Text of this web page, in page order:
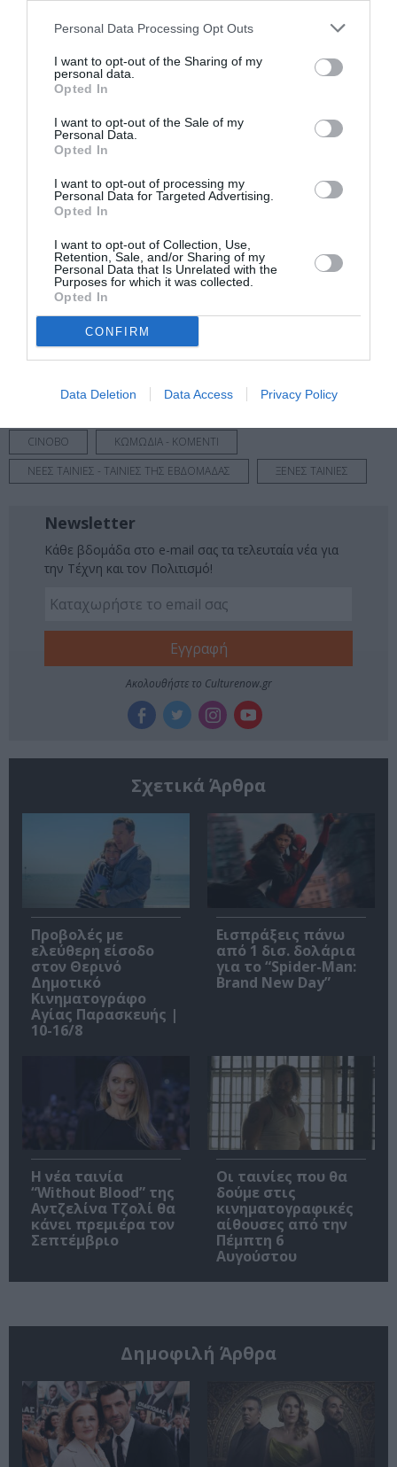
Personal Data Processing Opt Outs
I want to opt-out of the Sharing of my
personal data.
Opted In
I want to opt-out of the Sale of my
Personal Data.
Opted In
I want to opt-out of processing my
Personal Data for Targeted Advertising.
Opted In
I want to opt-out of Collection, Use,
Retention, Sale, and/or Sharing of my
Personal Data that Is Unrelated with the
Purposes for which it was collected.
Opted In
CONFIRM
Data Deletion Data Access Privacy Policy
Ταυτότητα
from the Heart
Ακολουθήστε το Culturenow.gr στο
μάθετε πρώτοι όλες τις ειδήσεις
Δείτε όλα τατελευταία νέα
Πολιτισμό στοCulturenow.gr
Νέοι Διαγωνισμοί❯
CINOBO
ΚΩΜΩΔΙΑ - ΚΟΜΕΝΤΙ
ΝΕΕΣ ΤΑΙΝΙΕΣ - ΤΑΙΝΙΕΣ ΤΗΣ ΕΒΔΟΜΑΔΑΣ
ΞΕΝΕΣ ΤΑΙΝΙΕΣ
Newsletter
Κάθε βδομάδα στο e-mail σας τα τελευταία νέα για
την Τέχνη και τον Πολιτισμό!
Ακολουθήστε το Culturenow.gr
Σχετικά Άρθρα
Προβολές με
ελεύθερη είσοδο
στον Θερινό
Δημοτικό
Κινηματογράφο
Αγίας Παρασκευής |
10-16/8
Εισπράξεις πάνω
από 1 δισ. δολάρια
για το “Spider-Man:
Brand New Day”
Η νέα ταινία
“Without Blood” της
Αντζελίνα Τζολί θα
κάνει πρεμιέρα τον
Σεπτέμβριο
Οι ταινίες που θα
δούμε στις
κινηματογραφικές
αίθουσες από την
Πέμπτη 6
Αυγούστου
Δημοφιλή Άρθρα